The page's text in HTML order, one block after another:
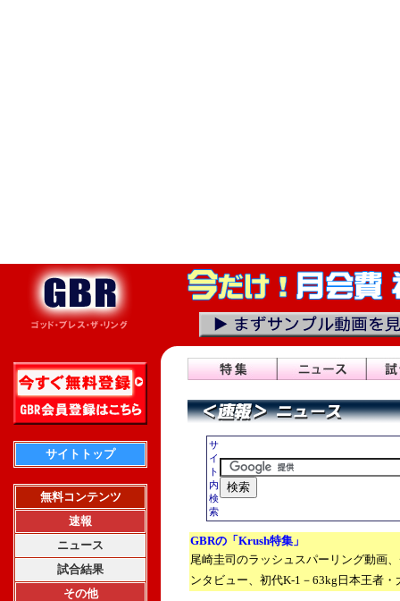
サイトトップ
無料コンテンツ
速報
ニュース
試合結果
その他
サ
イ
ト
内
検
索
GBRの「 Krush特集」
尾崎圭司のラッシュスパーリング動画
ンタビュー、 初代K-1－63kg日本王者